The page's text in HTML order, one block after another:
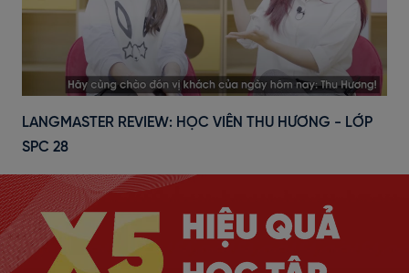
LANGMASTER REVIEW: HỌC VIÊN THU HƯƠNG - LỚP
SPC 28